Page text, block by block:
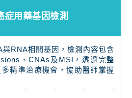
症用藥基因檢測
RNA相關基因，檢測內容包含
、CNAs及MSI，透過完整
精準治療機會，協助醫師掌握